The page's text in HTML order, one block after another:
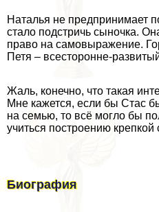
Наталья не предпринимает
стало подстричь сыночка.
право на самовыражение.
Петя – всесторонне-
Жаль, конечно, что такая
Мне кажется, если бы Стас
на семью, то всё могло бы
учиться построению крепкой
Биография